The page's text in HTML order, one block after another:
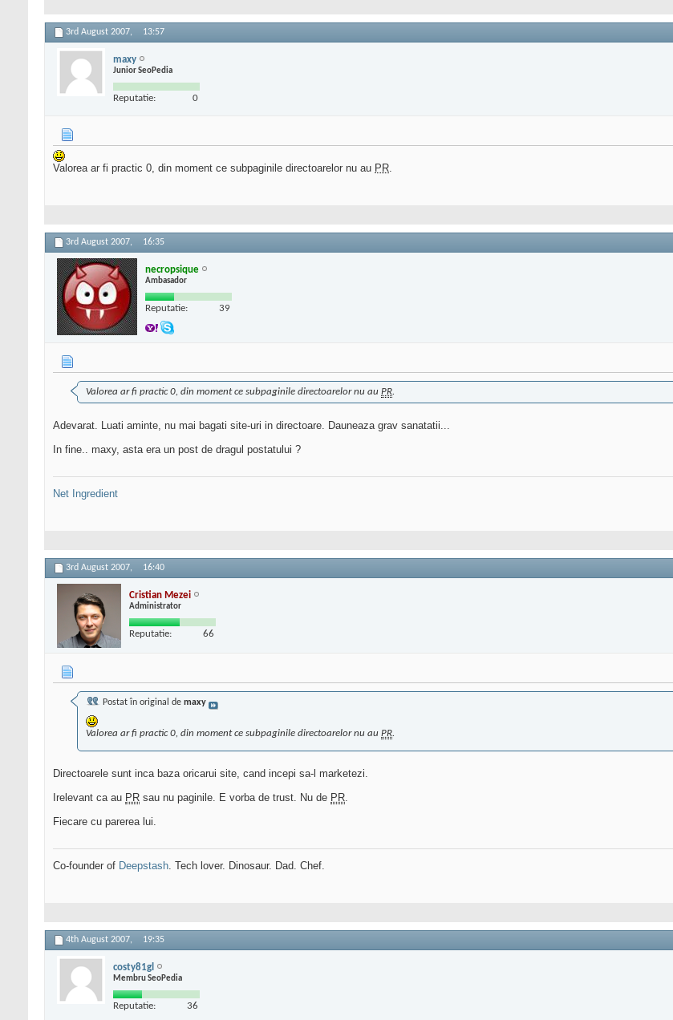
3rd August 2007, 13:57
maxy
Junior SeoPedia
Reputatie: 0
Valorea ar fi practic 0, din moment ce subpaginile directoarelor nu au PR.
3rd August 2007, 16:35
necropsique
Ambasador
Reputatie: 39
Valorea ar fi practic 0, din moment ce subpaginile directoarelor nu au PR.
Adevarat. Luati aminte, nu mai bagati site-uri in directoare. Dauneaza grav sanatatii...
In fine.. maxy, asta era un post de dragul postatului ?
Net Ingredient
3rd August 2007, 16:40
Cristian Mezei
Administrator
Reputatie: 66
Postat în original de maxy
Valorea ar fi practic 0, din moment ce subpaginile directoarelor nu au PR.
Directoarele sunt inca baza oricarui site, cand incepi sa-l marketezi.
Irelevant ca au PR sau nu paginile. E vorba de trust. Nu de PR.
Fiecare cu parerea lui.
Co-founder of Deepstash. Tech lover. Dinosaur. Dad. Chef.
4th August 2007, 19:35
costy81gl
Membru SeoPedia
Reputatie: 36